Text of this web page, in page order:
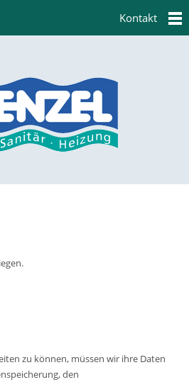
Kontakt
zu können, müssen wir ihre Daten
den